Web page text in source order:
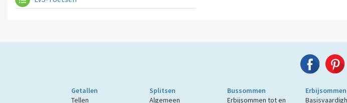
Getallen
Tellen
Splitsen
Algemeen
Bussommen
Erbijsommen tot en
Erbijsommen